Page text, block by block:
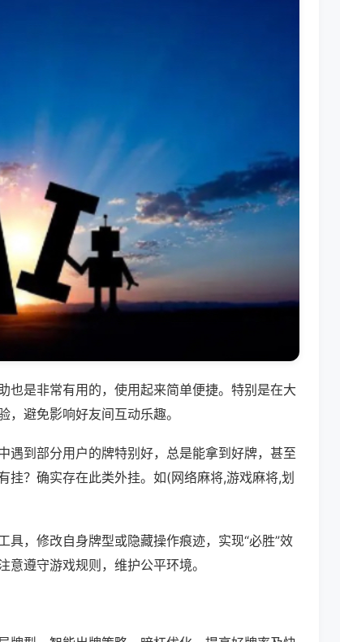
也是非常有用的，使用起来简单便捷。特别是在大
避免影响好友间互动乐趣。
遇到部分用户的牌特别好，总是能拿到好牌，甚至
挂？确实存在此类外挂。如(网络麻将,游戏麻将,划
，修改自身牌型或隐藏操作痕迹，实现“必胜”效
遵守游戏规则，维护公平环境。